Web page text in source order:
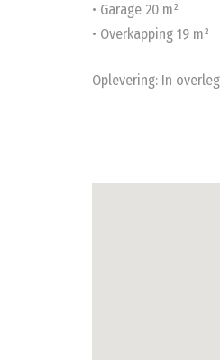
• Garage 20 m²
• Overkapping 19 m²
Oplevering: In overleg